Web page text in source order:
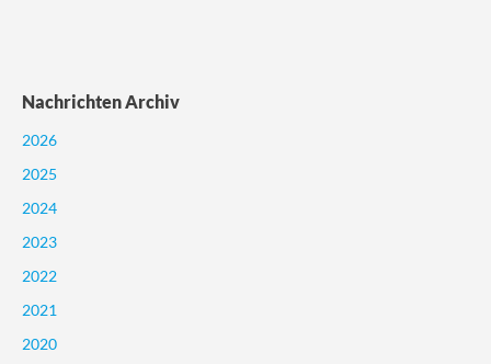
Nachrichten Archiv
2026
2025
2024
2023
2022
2021
2020